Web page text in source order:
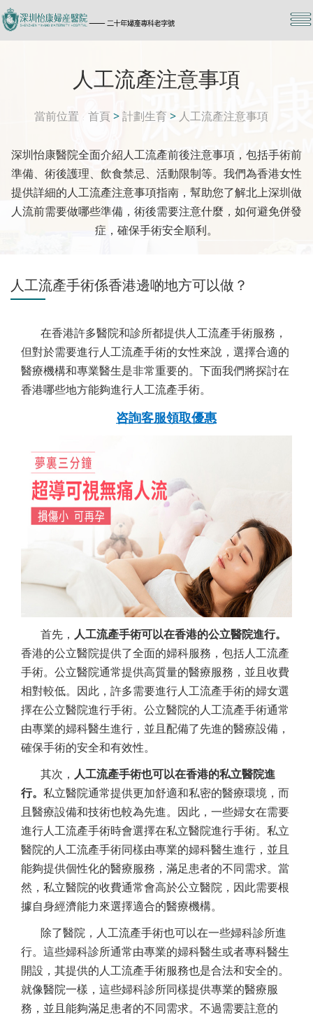
人工流產注意事項
當前位置 首頁 >計劃生育> 人工流產注意事項
深圳怡康醫院全面介紹人工流產前後注意事項，包括手術前
準備、術後護理、飲食禁忌、活動限制等。我們為香港女性
提供詳細的人工流產注意事項指南，幫助您了解北上深圳做
人流前需要做哪些準備，術後需要注意什麼，如何避免併發
症，確保手術安全順利。
人工流產手術係香港邊啲地方可以做？
在香港許多醫院和診所都提供人工流產手術服務，
但對於需要進行人工流產手術的女性來說，選擇合適的
醫療機構和專業醫生是非常重要的。下面我們將探討在
香港哪些地方能夠進行人工流產手術。
咨詢客服領取優惠
首先， 人工流產手術可以在香港的公立醫院進行。
香港的公立醫院提供了全面的婦科服務，包括人工流產
手術。公立醫院通常提供高質量的醫療服務，並且收費
相對較低。因此，許多需要進行人工流產手術的婦女選
擇在公立醫院進行手術。公立醫院的人工流產手術通常
由專業的婦科醫生進行，並且配備了先進的醫療設備，
確保手術的安全和有效性。
其次， 人工流產手術也可以在香港的私立醫院進
行。 私立醫院通常提供更加舒適和私密的醫療環境，而
且醫療設備和技術也較為先進。因此，一些婦女在需要
進行人工流產手術時會選擇在私立醫院進行手術。私立
醫院的人工流產手術同樣由專業的婦科醫生進行，並且
能夠提供個性化的醫療服務，滿足患者的不同需求。當
然，私立醫院的收費通常會高於公立醫院，因此需要根
據自身經濟能力來選擇適合的醫療機構。
除了醫院，人工流產手術也可以在一些婦科診所進
行。這些婦科診所通常由專業的婦科醫生或者專科醫生
開設，其提供的人工流產手術服務也是合法和安全的。
就像醫院一樣，這些婦科診所同樣提供專業的醫療服
務，並且能夠滿足患者的不同需求。不過需要註意的